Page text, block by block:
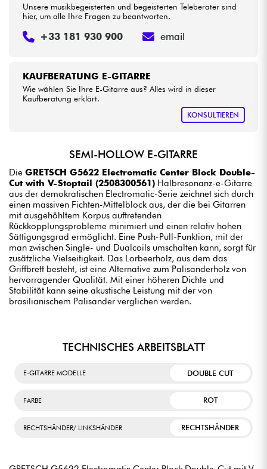
KAUFBERATUNG E-GITARRE
Wie wählen Sie Ihre E-Gitarre aus? Alles wird in dieser
Kaufberatung erklärt.
KONSULTIEREN
Unsere musikbegeisterten und begeisterten Teleberater sind
hier, um alle Ihre Fragen zu beantworten.
+33 181 930 900 email
SEMI-HOLLOW E-GITARRE
Die GRETSCH G5622 Electromatic Center Block Double-
Cut with V-Stoptail (2508300561) Halbresonanz-e-Gitarre
aus der demokratischen Electromatic-Serie zeichnet sich durch
einen massiven Fichten-Mittelblock aus, der die bei Gitarren
mit ausgehöhltem Korpus auftretenden
Rückkopplungsprobleme minimiert und einen relativ hohen
Sättigungsgrad ermöglicht. Eine Push-Pull-Funktion, mit der
man zwischen Single- und Dualcoils umschalten kann, sorgt für
zusätzliche Vielseitigkeit. Das Lorbeerholz, aus dem das
Griffbrett besteht, ist eine Alternative zum Palisanderholz von
hervorragender Qualität. Mit einer höheren Dichte und
Stabilität kann seine akustische Leistung mit der von
brasilianischem Palisander verglichen werden.
TECHNISCHES ARBEITSBLATT
E-GITARRE MODELLE DOUBLE CUT
FARBE ROT
RECHTSHÄNDER/ LINKSHÄNDER RECHTSHÄNDER